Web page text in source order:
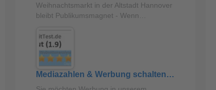
Weihnachtsmarkt in der Altstadt Hannover
bleibt Publikumsmagnet - Wenn…
Mediazahlen & Werbung schalten…